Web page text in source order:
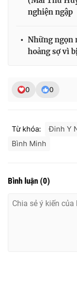
nghiện ngập
Những ngọn
hoảng sợ vì
0 0
Từ khóa: Đinh Y
Bình Minh
Bình luận (0)